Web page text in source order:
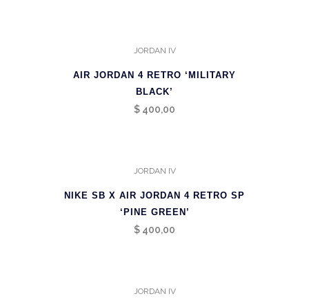
JORDAN IV
AIR JORDAN 4 RETRO ‘MILITARY
BLACK’
$ 400,00
JORDAN IV
NIKE SB X AIR JORDAN 4 RETRO SP
‘PINE GREEN’
$ 400,00
JORDAN IV